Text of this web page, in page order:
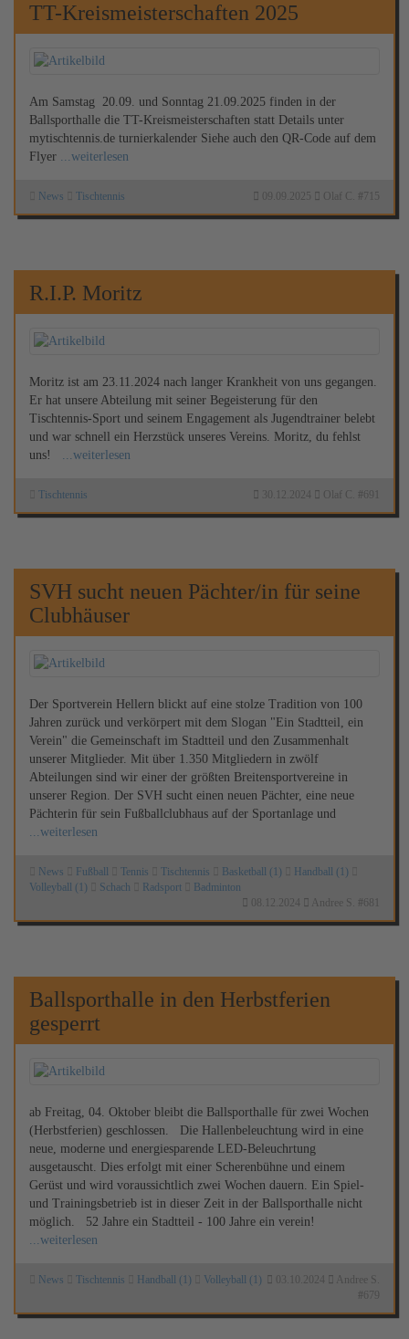
TT-Kreismeisterschaften 2025
Am Samstag 20.09. und Sonntag 21.09.2025 finden in der
Ballsporthalle die TT-Kreismeisterschaften statt Details unter
mytischtennis.de turnierkalender Siehe auch den QR-Code auf dem
Flyer ...weiterlesen
News Tischtennis 09.09.2025 Olaf C. #715
R.I.P. Moritz
Moritz ist am 23.11.2024 nach langer Krankheit von uns gegangen.
Er hat unsere Abteilung mit seiner Begeisterung für den
Tischtennis-Sport und seinem Engagement als Jugendtrainer belebt
und war schnell ein Herzstück unseres Vereins. Moritz, du fehlst
uns! ...weiterlesen
Tischtennis 30.12.2024 Olaf C. #
SVH sucht neuen Pächter/in für seine
Clubhäuser
Der Sportverein Hellern blickt auf eine stolze Tradition von 100
Jahren zurück und verkörpert mit dem Slogan "Ein Stadtteil, ein
Verein" die Gemeinschaft im Stadtteil und den Zusammenhalt
unserer Mitglieder. Mit über 1.350 Mitgliedern in zwölf
Abteilungen sind wir einer der größten Breitensportvereine in
unserer Region. Der SVH sucht einen neuen Pächter, eine neue
Pächterin für sein Fußballclubhaus auf der Sportanlage und
...weiterlesen
News Fußball Tennis Tischtennis Basketball (1)
Handball (1)
Volleyball (1)
Schach Radsport
Badminton
08.12.2024
Andree S. #
Ballsporthalle in den Herbstferien
gesperrt
ab Freitag, 04. Oktober bleibt die Ballsporthalle für zwei Wochen
(Herbstferien) geschlossen. Die Hallenbeleuchtung wird in eine
neue, moderne und energiesparende LED-Beleuchrtung
ausgetauscht. Dies erfolgt mit einer Scherenbühne und einem
Gerüst und wird voraussichtlich zwei Wochen dauern. Ein Spiel-
und Trainingsbetrieb ist in dieser Zeit in der Ballsporthalle nicht
möglich. 52 Jahre ein Stadtteil - 100 Jahre ein verein!
...weiterlesen
News Tischtennis Handball (1) Volleyball (1) 03.10.2024
Andree S.
# 679